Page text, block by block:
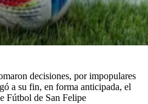
decisiones, por impopulares
a su fin, en forma anticipada, el
Fútbol de San Felipe